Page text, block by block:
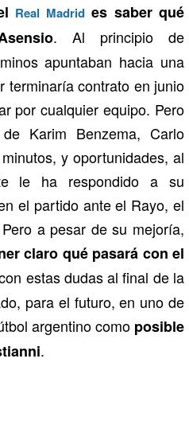
Real Madrides saber qué
. Al principio de
apuntaban hacia una
terminaría contrato en junio
por cualquier equipo. Pero
Karim Benzema, Carlo
y oportunidades, al
le ha respondido a su
el partido ante el Rayo, el
a pesar de su mejoría,
claro qué pasará con el
estas dudas al final de la
para el futuro, en uno de
argentino como posible
.